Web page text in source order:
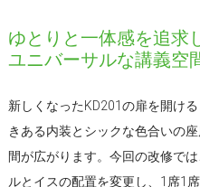
ゆとりと一体感を追求
ユニバーサルな講義空
新しくなったKD201の扉を開け
きある内装とシックな色合いの
間が広がります。今回の改修で
ルとイスの配置を変更し、1席1